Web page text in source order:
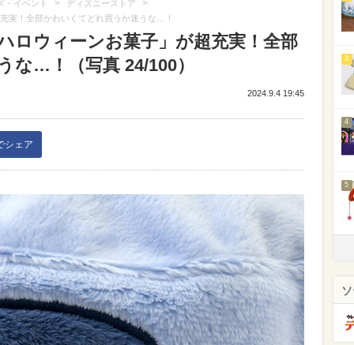
・イベント > ディズニーストア >
実！全部かわいくてどれ買うか迷うな…！
ロウィーンお菓子」が超充実！全部
な…！（写真 24/100）
2024.9.4 19:45
シェア
3
4
5